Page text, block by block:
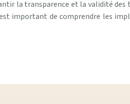
la transparence et la validité
important de comprendre les